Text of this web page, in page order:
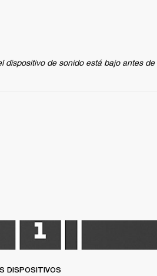
dispositivo de sonido está bajo antes
DISPOSITIVOS